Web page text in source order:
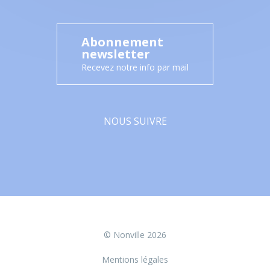
Abonnement
newsletter
Recevez notre info par mail
NOUS SUIVRE
© Nonville 2026
Mentions légales